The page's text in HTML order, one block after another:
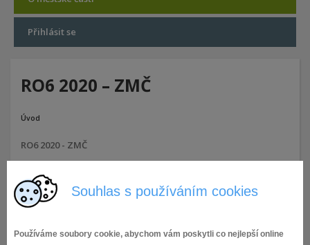
Souhlas s používáním cookies
Používáme soubory cookie, abychom vám poskytli co nejlepší online
Přihlásit se
RO6 2020 – ZMČ
Úvod
RO6 2020 - ZMČ
28.5.2020